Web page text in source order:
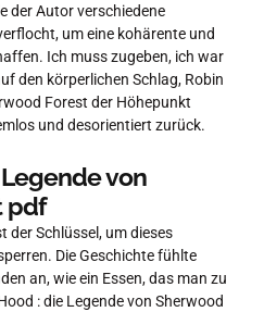
der Autor verschiedene
um eine kohärente und
Ich muss zugeben, ich war
den körperlichen Schlag, Robin
Forest der Höhepunkt
und desorientiert zurück.
von
pdf
der Schlüssel, um dieses
Die Geschichte fühlte
an, wie ein Essen, das man zu
: die Legende von Sherwood